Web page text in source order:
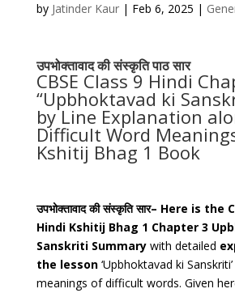
by Jatinder Kaur| Feb 6, 2025 |
उपभोक्तावाद की संस्कृति पाठ सार
CBSE Class 9 Hindi
“Upbhoktavad ki
by Line Explanation
Difficult Word
Kshitij Bhag 1 Book
उपभोक्तावाद की संस्कृति सार– Here is the
Hindi Kshitij Bhag 1 Chapter 3
Sanskriti Summarywith detailed
the lesson‘Upbhoktavad ki
meanings of difficult words. Given